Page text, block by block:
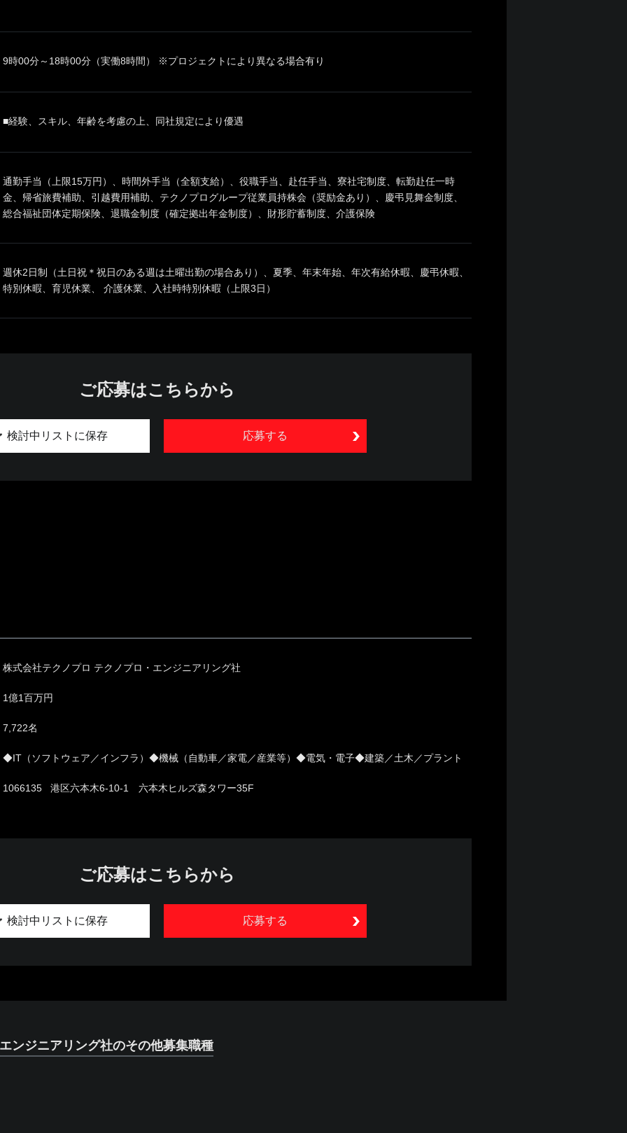
9時00分～18時00分（実働8時間） ※プロジェクトにより異なる場合有り
■経験、スキル、年齢を考慮の上、同社規定により優遇
通勤手当（上限15万円）、時間外手当（全額支給）、役職手当、赴任手当、寮社宅制度、転勤赴任一時
金、帰省旅費補助、引越費用補助、テクノプログループ従業員持株会（奨励金あり）、慶弔見舞金制度、
総合福祉団体定期保険、退職金制度（確定拠出年金制度）、財形貯蓄制度、介護保険
週休2日制（土日祝＊祝日のある週は土曜出勤の場合あり）、夏季、年末年始、年次有給休暇、慶弔休暇、
特別休暇、育児休業、 介護休業、入社時特別休暇（上限3日）
ご応募はこちらから
応募する
検討中リストに保存
株式会社テクノプロ テクノプロ・エンジニアリング社
1億1百万円
7,722名
◆IT（ソフトウェア／インフラ）◆機械（自動車／家電／産業等）◆電気・電子◆建築／土木／プラント
1066135 港区六本木6-10-1 六本木ヒルズ森タワー35F
ご応募はこちらから
応募する
検討中リストに保存
ンジニアリング社のその他募集職種